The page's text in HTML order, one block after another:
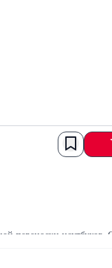
переноски ноутбуков.